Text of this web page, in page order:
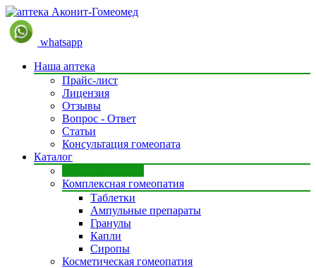
whatsapp
Наша аптека
Прайс-лист
Лицензия
Отзывы
Вопрос - Ответ
Статьи
Консультация гомеопата
Каталог
Комплексная гомеопатия
Таблетки
Ампульные препараты
Гранулы
Капли
Сиропы
Косметическая гомеопатия